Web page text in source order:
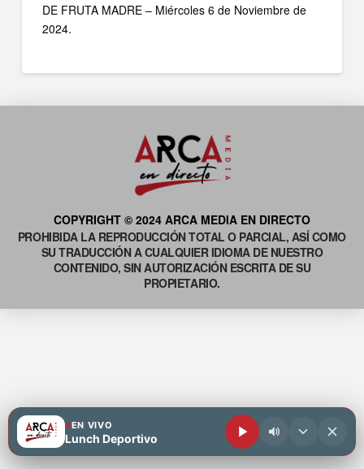
DE FRUTA MADRE – Miércoles 6 de Noviembre de
2024.
COPYRIGHT © 2024 ARCA MEDIA EN DIRECTO
PROHIBIDA LA REPRODUCCIÓN TOTAL O PARCIAL, ASÍ COMO
SU TRADUCCIÓN A CUALQUIER IDIOMA DE NUESTRO
CONTENIDO, SIN AUTORIZACIÓN ESCRITA DE SU
PROPIETARIO.
EN VIVO
Lunch Deportivo